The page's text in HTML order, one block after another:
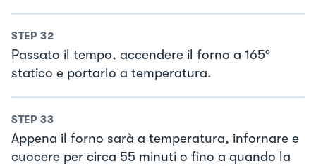
STEP 32
Passato il tempo, accendere il forno a 165°
statico e portarlo a temperatura.
STEP 33
Appena il forno sarà a temperatura, infornare e
cuocere per circa 55 minuti o fino a quando la